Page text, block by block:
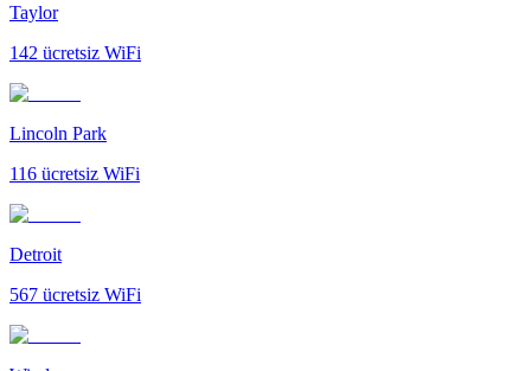
Taylor
142 ücretsiz WiFi
Lincoln Park
116 ücretsiz WiFi
Detroit
567 ücretsiz WiFi